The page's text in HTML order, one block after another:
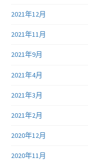
2021年12月
2021年11月
2021年9月
2021年4月
2021年3月
2021年2月
2020年12月
2020年11月